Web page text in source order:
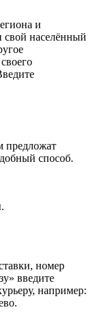
и
свой населённый
предложат
способ.
номер
введите
например: